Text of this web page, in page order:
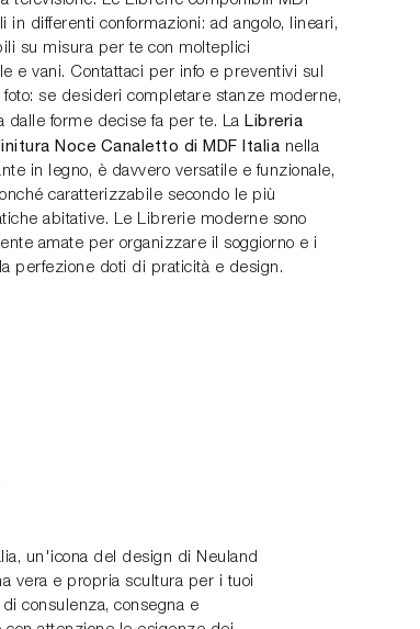
in differenti conformazioni: ad angolo, lineari,
su misura per te con molteplici
e vani. Contattaci per info e preventivi sul
se desideri completare stanze moderne,
dalle forme decise fa per te. La Libreria
Noce Canaletto di MDF Italia nella
in legno, è davvero versatile e funzionale,
caratterizzabile secondo le più
abitative. Le Librerie moderne sono
amate per organizzare il soggiorno e i
perfezione doti di praticità e design.
un'icona del design di Neuland
vera e propria scultura per i tuoi
consulenza, consegna e